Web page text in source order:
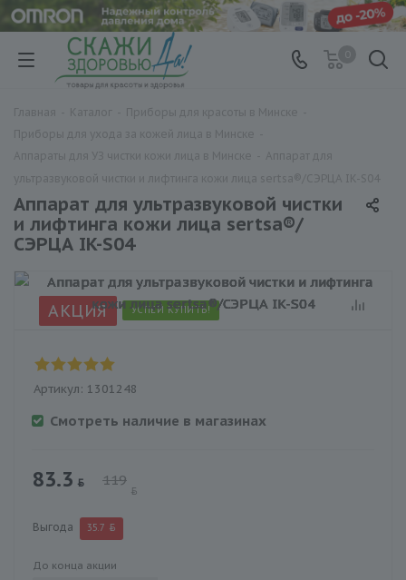
Аппарат для ультразвуковой чистки
и лифтинга кожи лица sertsa®/
СЭРЦА IK-S04
АКЦИЯ УСПЕЙ КУПИТЬ!
Артикул: 1301248
Смотреть наличие в магазинах
83.3 119
Выгода 35.7
До конца акции